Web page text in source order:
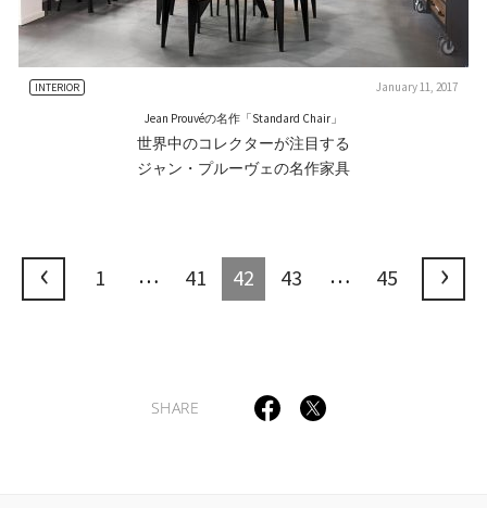
INTERIOR January 11, 2017
Jean Prouvéの名作「Standard Chair」
世界中のコレクターが注目する
ジャン・プルーヴェの名作家具
1 … 41 42 43 … 45
SHARE